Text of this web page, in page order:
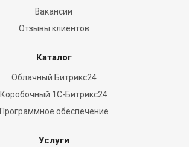
Вакансии
Отзывы клиентов
Каталог
Облачный Битрикс24
Коробочный 1С-Битрикс24
Программное обеспечение
Услуги